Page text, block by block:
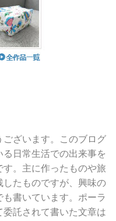
ざいます。このブログ
日常生活での出来事を
。主に作ったものや旅
たものですが、興味の
書いています。ポーラ
託されて書いた文章は